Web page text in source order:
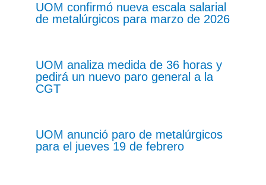
UOM confirmó nueva escala salarial
de metalúrgicos para marzo de 2026
UOM analiza medida de 36 horas y
pedirá un nuevo paro general a la
CGT
UOM anunció paro de metalúrgicos
para el jueves 19 de febrero